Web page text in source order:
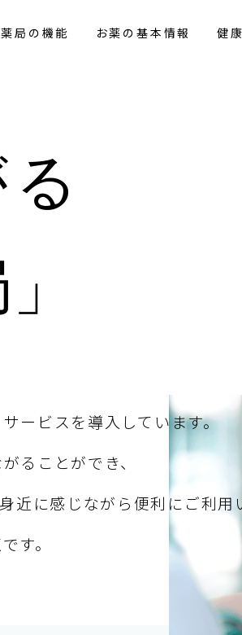
薬局の機能 お薬の基本情報 健
ービスを導入しています。
ることができ、
近に感じながら便利にご利用
す。